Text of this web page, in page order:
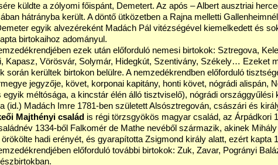
küldte a zólyomi főispánt, Demetert. Az após – Albert ausztriai
hátrányba került. A döntő ütközetben a Rajna melletti
egyik alvezéreként Madách Pál vitézségével kiemelkedett és
birtokaihoz adományul.
ezek után előforduló nemesi birtokok: Sztregova,
Kapasz, Vörösvár, Solymár, Hidegkút, Szentivány, Székely… Ezeket
során kerültek birtokon belülre. A nemzedékrendben előforduló
jegyzője, követ, korponai kapitány, honti követ, nógrádi
egyik méltósága, a kincstár élén álló tisztviselő), nógrádi országgyűlési
(id.) Madách Imre 1781-ben született Alsósztregován, császári és
Majthényi családis régi törzsgyökös magyar család, az Árpádkori
1334-ből Falkomér de Mathe nevéből származik, akinek
hadi erényét, és gyarapította Zsigmond király alatt, ezért
előforduló további birtokok: Zuk, Zavar, Pogrányi